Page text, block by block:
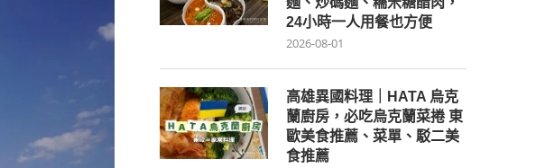
24小時一人用餐也方便
2026-08-01
高雄異國料理｜HATA 烏克
蘭廚房，必吃烏克蘭菜捲 東
歐美食推薦、菜單、駁二美
食推薦